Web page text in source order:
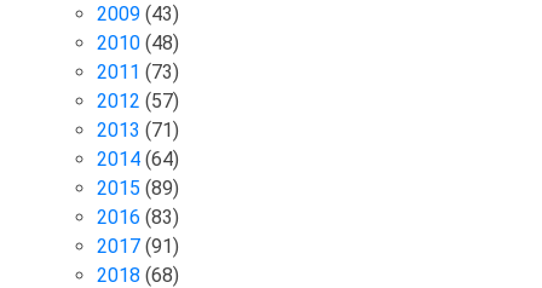
2009 (43)
2010 (48)
2011 (73)
2012 (57)
2013 (71)
2014 (64)
2015 (89)
2016 (83)
2017 (91)
2018 (68)